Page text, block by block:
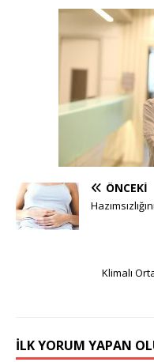
ÖNCEKI
Klimalı
İLK YORUM YAPAN